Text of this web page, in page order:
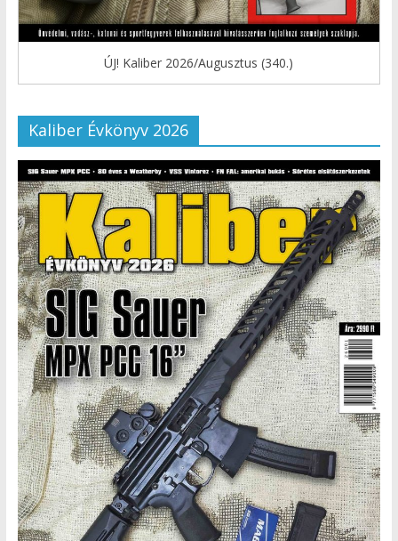
ÚJ! Kaliber 2026/Augusztus (340.)
Kaliber Évkönyv 2026